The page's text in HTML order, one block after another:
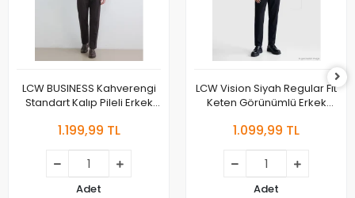
LCW BUSINESS Kahverengi
Standart Kalıp Pileli Erkek
1.199,99 TL
Adet
LCW Vision Siyah Regular Fit
Keten Görünümlü Erkek
1.099,99 TL
Adet